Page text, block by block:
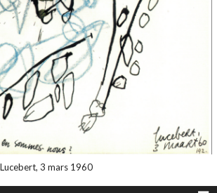
3 mars 1960